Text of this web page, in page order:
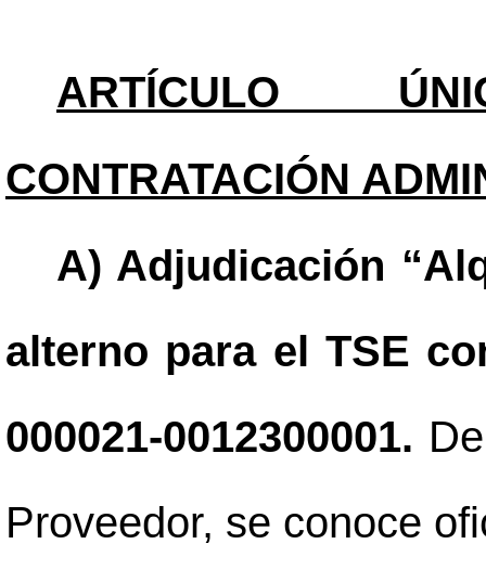
ARTÍCULO
CONTRATACIÓN
A) Adjudicación
alterno para el TSE
000021-0012300001.
Proveedor, se conoce